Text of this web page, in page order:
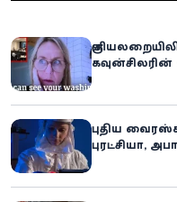
புதிய
புரட்சியா,